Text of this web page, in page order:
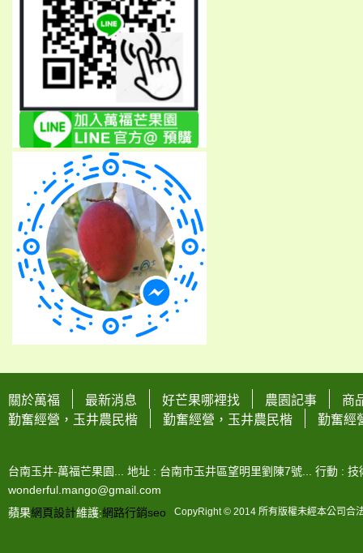
關於萬福 最新消息 好芒果哪裡找 農園記事
商
勤奮經營，玉井農民楷
勤奮經營，玉井農民楷 勤奮經
台南玉井-萬福芒果園... 地址 : 台南市玉井區望明里劉陳7號... 行動 :
wonderful.mango@gmail.com
蘋果網頁設計維護:網路行銷seo CopyRight © 2014 所有版權未經本公司合